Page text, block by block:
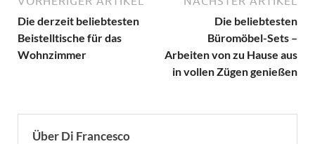
Die derzeit beliebtesten
Beistelltische für das
Wohnzimmer
Die beliebtesten
Büromöbel-Sets –
Arbeiten von zu Hause aus
in vollen Zügen genießen
Über Di Francesco